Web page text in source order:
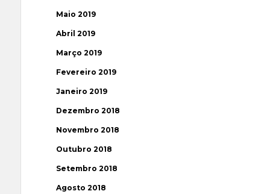
Maio 2019
Abril 2019
Março 2019
Fevereiro 2019
Janeiro 2019
Dezembro 2018
Novembro 2018
Outubro 2018
Setembro 2018
Agosto 2018